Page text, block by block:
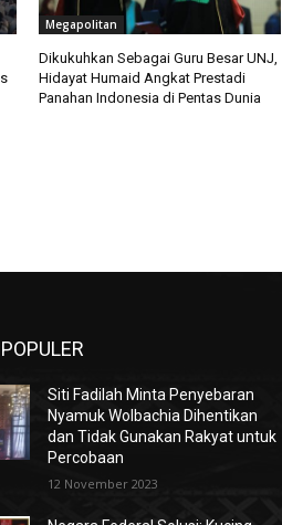
Megapolitan
Dikukuhkan Sebagai Guru Besar UNJ,
Hidayat Humaid Angkat Prestadi
Panahan Indonesia di Pentas Dunia
Siti Fadilah Minta Penyebaran
Nyamuk Wolbachia Dihentikan
dan Tidak Gunakan Rakyat untuk
Percobaan
12 November 2023